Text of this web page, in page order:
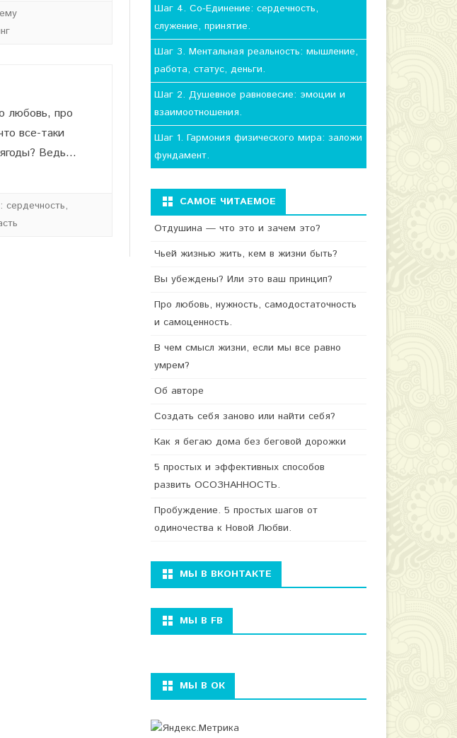
любовь, про
все-таки
Ведь…
Шаг 4. Со-Единение: сердечность,
служение, принятие.
Шаг 3. Ментальная реальность: мышление,
работа, статус, деньги.
Шаг 2. Душевное равновесие: эмоции и
взаимоотношения.
Шаг 1. Гармония физического мира: заложи
фундамент.
САМОЕ ЧИТАЕМОЕ
Отдушина — что это и зачем это?
Чьей жизнью жить, кем в жизни быть?
Вы убеждены? Или это ваш принцип?
Про любовь, нужность, самодостаточность
и самоценность.
В чем смысл жизни, если мы все равно
умрем?
Об авторе
Создать себя заново или найти себя?
Как я бегаю дома без беговой дорожки
5 простых и эффективных способов
развить ОСОЗНАННОСТЬ.
Пробуждение. 5 простых шагов от
одиночества к Новой Любви.
МЫ В ВКОНТАКТЕ
МЫ В FB
МЫ В ОК